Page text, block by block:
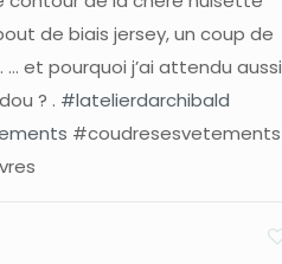
de biais jersey, un coup de
et pourquoi j’ai attendu aussi
? . #latelierdarchibald
#coudresesvetements